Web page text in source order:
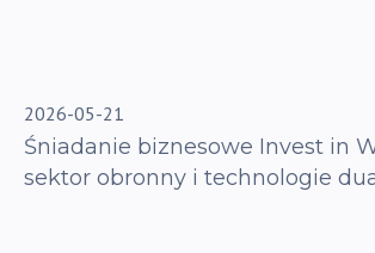
2026-05-21
Śniadanie biznesowe Invest in
sektor obronny i technologie